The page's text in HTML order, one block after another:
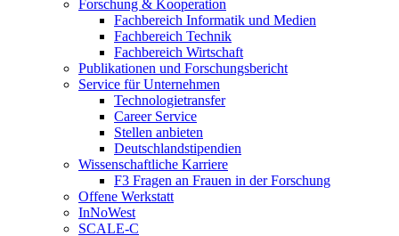
Forschung & Kooperation
Fachbereich Informatik und Medien
Fachbereich Technik
Fachbereich Wirtschaft
Publikationen und Forschungsbericht
Service für Unternehmen
Technologietransfer
Career Service
Stellen anbieten
Deutschlandstipendien
Wissenschaftliche Karriere
F3 Fragen an Frauen in der Forschung
Offene Werkstatt
InNoWest
SCALE-C